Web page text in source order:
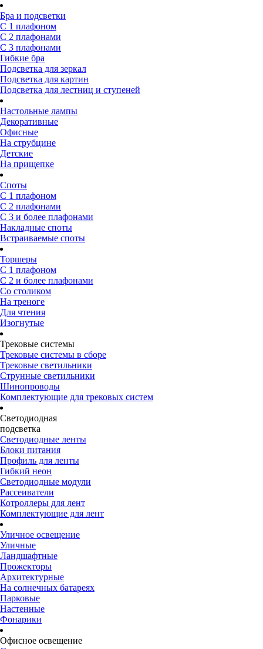
Бра и подсветки
С 1 плафоном
С 2 плафонами
С 3 плафонами
Гибкие бра
Подсветка для зеркал
Подсветка для картин
Подсветка для лестниц и ступеней
Настольные лампы
Декоративные
Офисные
На струбцине
Детские
На прищепке
Споты
С 1 плафоном
С 2 плафонами
С 3 и более плафонами
Накладные споты
Встраиваемые споты
Торшеры
С 1 плафоном
С 2 и более плафонами
Со столиком
На треноге
Для чтения
Изогнутые
Трековые системы
Трековые системы в сборе
Трековые светильники
Струнные светильники
Шинопроводы
Комплектующие для трековых систем
Светодиодная
подсветка
Светодиодные ленты
Блоки питания
Профиль для ленты
Гибкий неон
Светодиодные модули
Рассеиватели
Котроллеры для лент
Комплектующие для лент
Уличное освещение
Уличные
Ландшафтные
Прожекторы
Архитектурные
На солнечных батареях
Парковые
Настенные
Фонарики
Офисное освещение